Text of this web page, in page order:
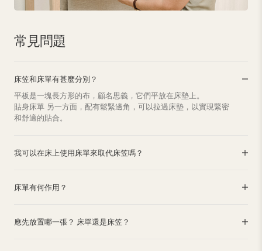
常見問題
床笠和床單有甚麼分別？
平板是一塊長方形的布，顧名思義，它們平放在床墊上。
貼身床單 另一方面，配有鬆緊邊角，可以拉過床墊，以實現緊密
和舒適的貼合。
我可以在床上使用床單來取代床笠嗎？
床單有何作用？
應先放置哪一張？ 床單還是床笠？